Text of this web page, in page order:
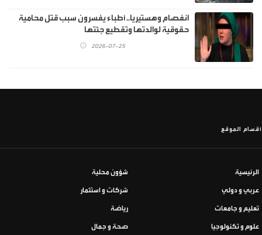
انفصام وهستيريا.. أطباء يفسرون سبب قتل محامية
حقوقية لوالدتها وتقطيع جثتها
2026-07-25
أقسام الموقع
الرئيسية شؤون محلية
عربي و دولي شركات و استثمار
تعليم و جامعات رياضة
علوم و تكنولوجيا صحة و جمال